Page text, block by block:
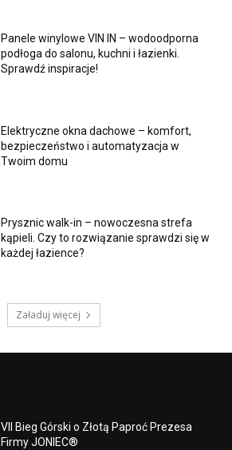
Panele winylowe VIN IN – wodoodporna
podłoga do salonu, kuchni i łazienki.
Sprawdź inspiracje!
Elektryczne okna dachowe – komfort,
bezpieczeństwo i automatyzacja w
Twoim domu
Prysznic walk-in – nowoczesna strefa
kąpieli. Czy to rozwiązanie sprawdzi się w
każdej łazience?
Załaduj więcej
VII Bieg Górski o Złotą Paproć Prezesa
Firmy JONIEC®